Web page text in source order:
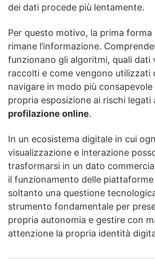
dei dati procede più lentamente.
Per questo motivo, la prima
rimane l’informazione.
funzionano gli algoritmi, quali dati
raccolti e come vengono utilizzati
navigare in modo più consapevole
propria esposizione ai rischi legati
profilazione online.
In un ecosistema digitale in cui
visualizzazione e interazione
trasformarsi in un dato
il funzionamento delle
soltanto una questione
strumento fondamentale per
propria autonomia e gestire con
attenzione la propria identità